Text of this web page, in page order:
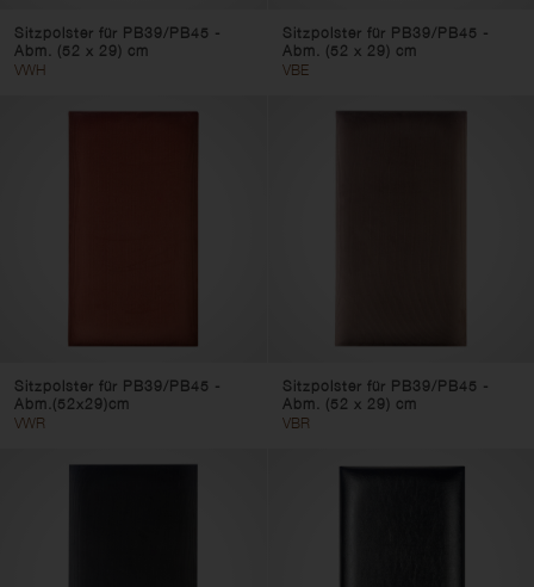
Sitzpolster für PB39/PB45 -
Abm. (52 x 29) cm
VWH
Sitzpolster für PB39/PB45 -
Abm. (52 x 29) cm
VBE
Sitzpolster für PB39/PB45 -
Abm.(52x29)cm
VWR
Sitzpolster für PB39/PB45 -
Abm. (52 x 29) cm
VBR